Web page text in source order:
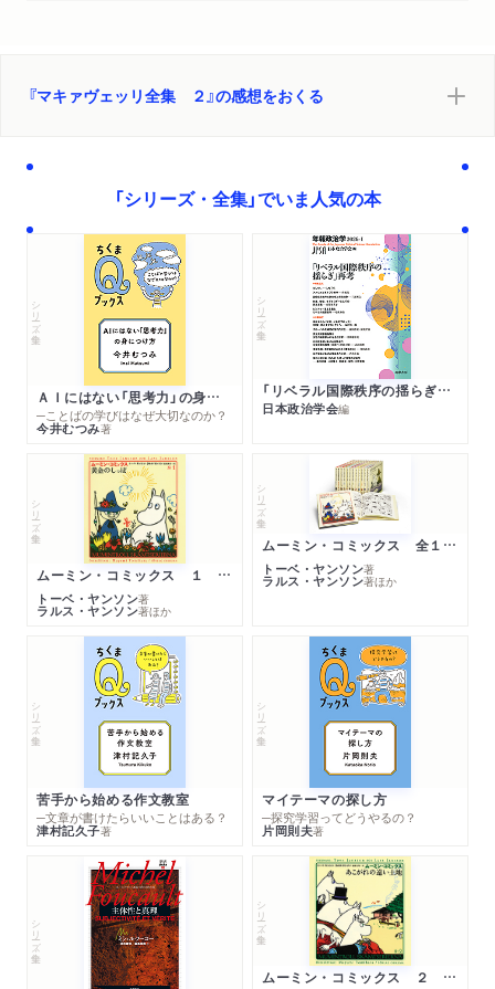
『マキァヴェッリ全集 ２』の感想をおくる
「シリーズ・全集」でいま人気の本
シリーズ・全集
ＡＩにはない「思考力」の身につけ方
─ことばの学びはなぜ大切なのか？
今井むつみ著
シリーズ・全集
「リベラル国際秩序の揺らぎ」再考 年報政治学２０２６‐Ⅰ
日本政治学会編
シリーズ・全集
ムーミン・コミックス １ 黄金のしっぽ
トーベ・ヤンソン著
ラルス・ヤンソン著ほか
シリーズ・全集
ムーミン・コミックス 全１４巻セット
トーベ・ヤンソン著
ラルス・ヤンソン著ほか
シリーズ・全集
苦手から始める作文教室
─文章が書けたらいいことはある？
津村記久子著
シリーズ・全集
マイテーマの探し方
─探究学習ってどうやるの？
片岡則夫著
シリーズ・全集
シリーズ・全集
ムーミン・コミックス ２ あこがれの遠い土地